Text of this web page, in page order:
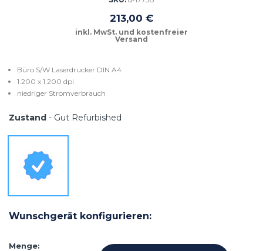
213,00 €
Büro S/W Laserdrucker DIN A4
1.200 x 1.200 dpi
niedriger Stromverbrauch
Zustand - Gut Refurbished
Wunschgerät konfigurieren:
Menge: